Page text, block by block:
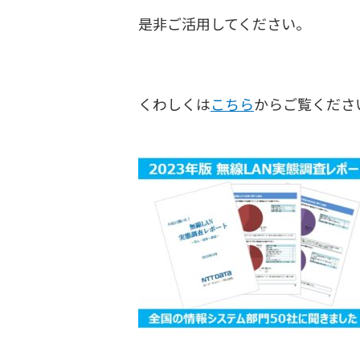
是非ご活用してください。
くわしくはこちらからご覧くださ